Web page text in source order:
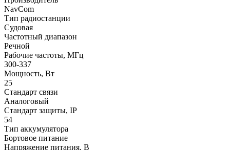
NavCom
Тип радиостанции
Судовая
Частотный диапазон
Речной
Рабочие частоты, МГц
300-337
Мощность, Вт
25
Стандарт связи
Аналоговый
Стандарт защиты, IP
54
Тип аккумулятора
Бортовое питание
Напряжение питания, В